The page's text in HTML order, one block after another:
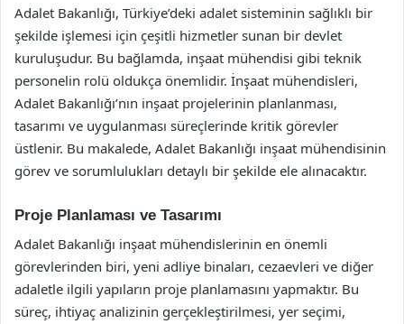
Adalet Bakanlığı, Türkiye’deki adalet sisteminin sağlıklı bir
şekilde işlemesi için çeşitli hizmetler sunan bir devlet
kuruluşudur. Bu bağlamda, inşaat mühendisi gibi teknik
personelin rolü oldukça önemlidir. İnşaat mühendisleri,
Adalet Bakanlığı’nın inşaat projelerinin planlanması,
tasarımı ve uygulanması süreçlerinde kritik görevler
üstlenir. Bu makalede, Adalet Bakanlığı inşaat mühendisinin
görev ve sorumlulukları detaylı bir şekilde ele alınacaktır.
Proje Planlaması ve Tasarımı
Adalet Bakanlığı inşaat mühendislerinin en önemli
görevlerinden biri, yeni adliye binaları, cezaevleri ve diğer
adaletle ilgili yapıların proje planlamasını yapmaktır. Bu
süreç, ihtiyaç analizinin gerçekleştirilmesi, yer seçimi,